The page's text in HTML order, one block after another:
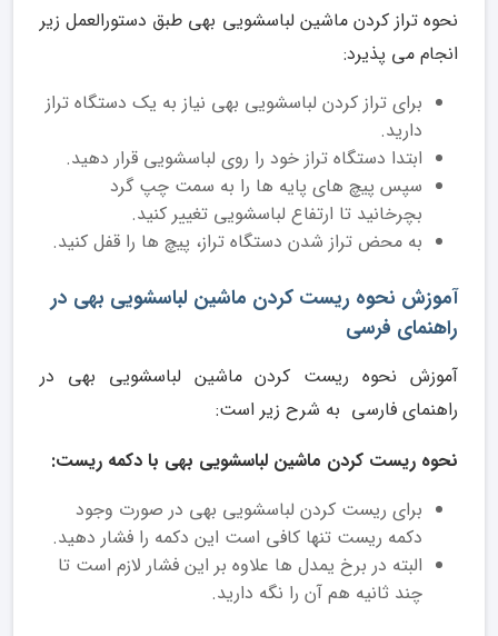
نحوه تراز کردن ماشین لباسشویی بهی طبق دستورالعمل زیر
انجام می پذیرد:
برای تراز کردن لباسشویی بهی نیاز به یک دستگاه تراز
دارید.
ابتدا دستگاه تراز خود را روی لباسشویی قرار دهید.
سپس پیچ های پایه ها را به سمت چپ گرد
بچرخانید تا ارتفاع لباسشویی تغییر کنید.
به محض تراز شدن دستگاه تراز، پیچ ها را قفل کنید.
آموزش نحوه ریست کردن ماشین لباسشویی بهی در
راهنمای فرسی
آموزش نحوه ریست کردن ماشین لباسشویی بهی در
راهنمای فارسی به شرح زیر است:
نحوه ریست کردن ماشین لباسشویی بهی با دکمه ریست:
برای ریست کردن لباسشویی بهی در صورت وجود
دکمه ریست تنها کافی است این دکمه را فشار دهید.
البته در برخ یمدل ها علاوه بر این فشار لازم است تا
چند ثانیه هم آن را نگه دارید.